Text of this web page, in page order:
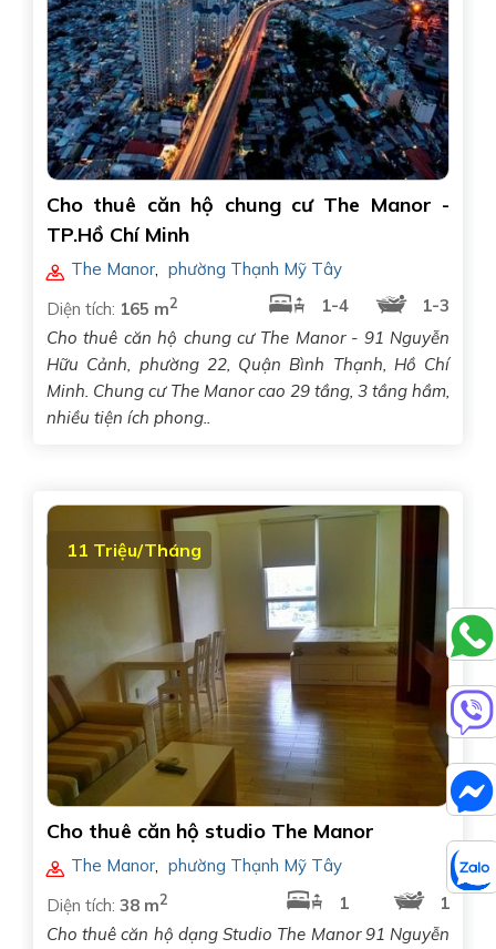
Cho thuê căn hộ chung cư The Manor -
TP.Hồ Chí Minh
The Manor
phường Thạnh Mỹ Tây
Diện tích: 165 m2 1-4
1-3
Cho thuê căn hộ chung cư The Manor - 91 Nguyễn
Hữu Cảnh, phường 22, Quận Bình Thạnh, Hồ Chí
Minh. Chung cư The Manor cao 29 tầng, 3 tầng hầm,
nhiều tiện ích phong..
11 Triệu/Tháng
Cho thuê căn hộ studio The Manor
The Manor, phường Thạnh Mỹ Tây
Diện tích: 38 m2 1
1
Cho thuê căn hộ dạng Studio The Manor 91 Nguyễn